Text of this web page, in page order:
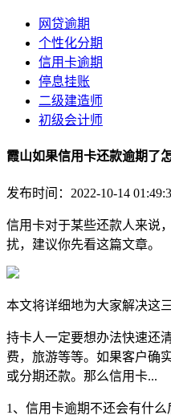
网贷逾期
个性化分期
信用卡逾期
停息挂账
二级建造师
初级会计师
霞山如果信用卡还款逾期了
发布时间：2022-10-14
信用卡对于某些还款人来说
扰，建议你先看这篇文章。
本文将详细地为大家解决这
持卡人一定要想办法快速还
费，旅游等等。如果客户确
或分期还款。那么信用卡...
1、信用卡逾期不还会有什么